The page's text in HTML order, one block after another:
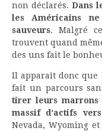
non déclarés. Dans
les Américains ne
sauveurs. Malgré
trouvent quand
des uns fait le
Il apparait donc que
fait un parcours
tirer leurs marrons
massif d’actifs
Nevada, Wyoming